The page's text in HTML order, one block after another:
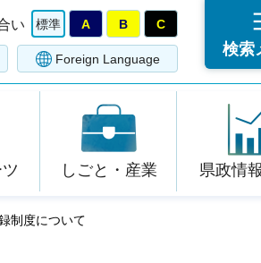
い 標準 A B C
Foreign Language
検索
しごと・産業 県政情
制度について